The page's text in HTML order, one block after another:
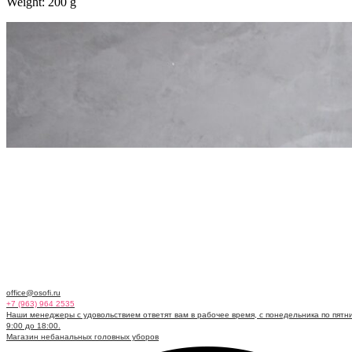
office@osofi.ru
+7 (963) 964 2535
Наши менеджеры с удовольствием ответят вам в рабочее время, с понедельника по
9:00 до 18:00.
Магазин небанальных головных уборов